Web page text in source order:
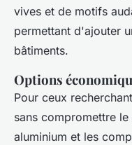
vives et de motifs
permettant d'ajouter
bâtiments.
Options
Pour ceux
sans compromettre
aluminium et les